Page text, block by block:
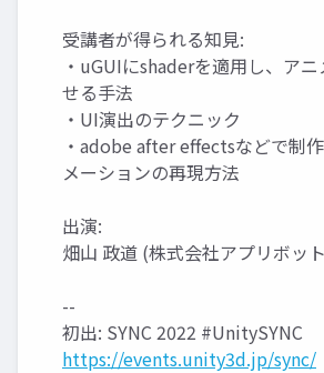
受講者が得られる知見:
・uGUIにshaderを適用し、ア
せる手法
・UI演出のテクニック
・adobe after effectsなどで制
メーションの再現方法
出演:
畑山 政道 (株式会社アプリボッ
--
初出: SYNC 2022 #UnitySYNC
https://events.unity3d.jp/sync/